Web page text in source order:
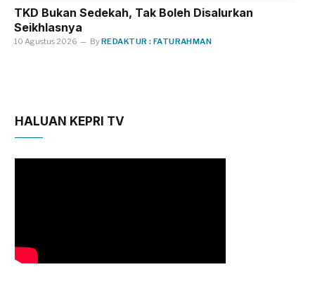
TKD Bukan Sedekah, Tak Boleh Disalurkan
Seikhlasnya
10 Agustus 2026 ByREDAKTUR : FATURAHMAN
HALUAN KEPRI TV